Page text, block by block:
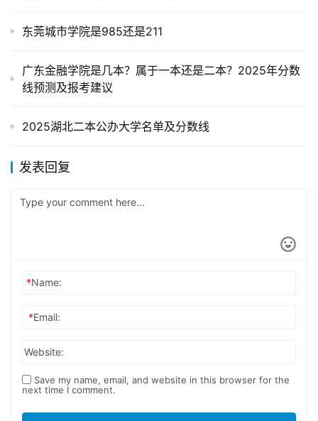
东莞城市学院是985还是211
广东金融学院是几本？属于一本还是二本？2025年分数
线预测及报考建议
2025湖北二本公办大学名单及分数线
发表回复
*Name:
*Email:
Website:
Save my name, email, and website in this browser for the
next time I comment.